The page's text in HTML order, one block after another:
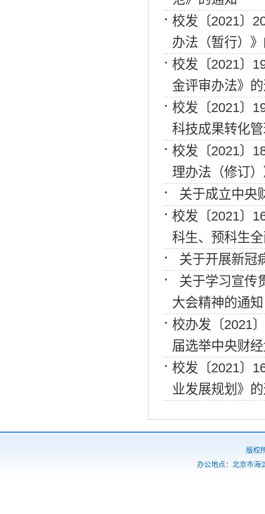
校发〔2021〕
办法（暂行）
校发〔2021〕
金评审办法》
校发〔2021〕
科技成果转化
校发〔2021〕
理办法（修订
关于成立中央
校发〔2021〕
科生、预科生
关于开展新冠
关于学习宣传
大会精神的通知
校办发〔2021
届选举中央财
校发〔2021〕
业发展规划》
版权
办公地点：北京市海